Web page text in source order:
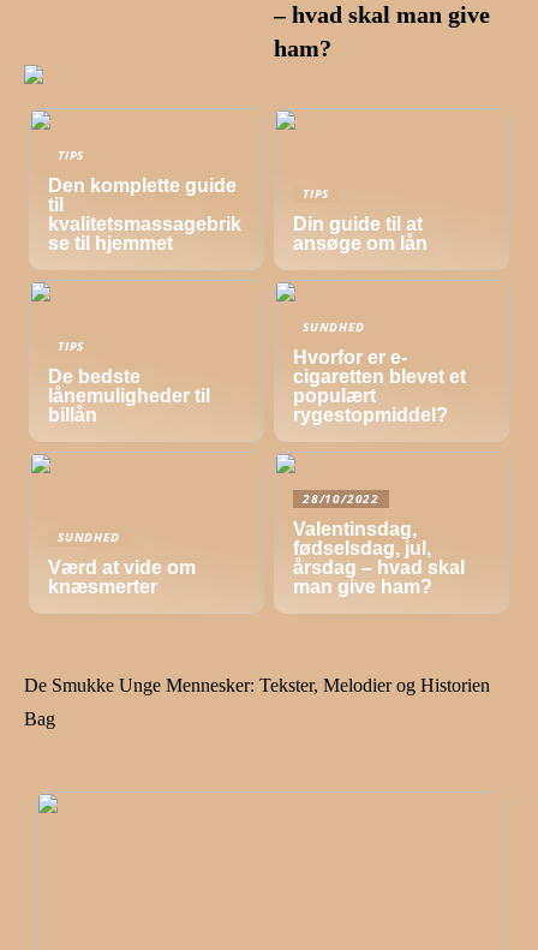
– hvad skal man give
ham?
TIPS
Den komplette guide
til
kvalitetsmassagebrik
se til hjemmet
TIPS
Din guide til at
ansøge om lån
TIPS
De bedste
lånemuligheder til
billån
SUNDHED
Hvorfor er e-
cigaretten blevet et
populært
rygestopmiddel?
SUNDHED
Værd at vide om
knæsmerter
28/10/2022
Valentinsdag,
fødselsdag, jul,
årsdag – hvad skal
man give ham?
De Smukke Unge Mennesker: Tekster, Melodier og Historien
Bag